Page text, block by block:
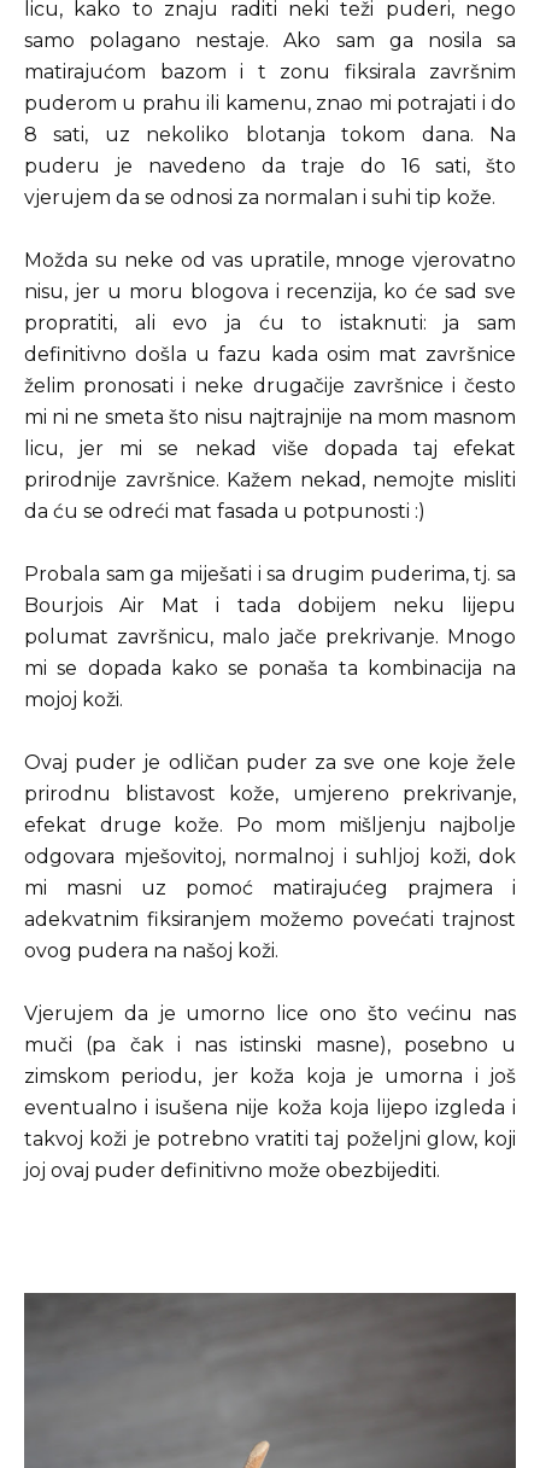
licu, kako to znaju raditi neki teži puderi, nego
samo polagano nestaje. Ako sam ga nosila sa
matirajućom bazom i t zonu fiksirala završnim
puderom u prahu ili kamenu, znao mi potrajati i do
8 sati, uz nekoliko blotanja tokom dana. Na
puderu je navedeno da traje do 16 sati, što
vjerujem da se odnosi za normalan i suhi tip kože.
Možda su neke od vas upratile, mnoge vjerovatno
nisu, jer u moru blogova i recenzija, ko će sad sve
propratiti, ali evo ja ću to istaknuti: ja sam
definitivno došla u fazu kada osim mat završnice
želim pronosati i neke drugačije završnice i često
mi ni ne smeta što nisu najtrajnije na mom masnom
licu, jer mi se nekad više dopada taj efekat
prirodnije završnice. Kažem nekad, nemojte misliti
da ću se odreći mat fasada u potpunosti :)
Probala sam ga miješati i sa drugim puderima, tj. sa
Bourjois Air Mat i tada dobijem neku lijepu
polumat završnicu, malo jače prekrivanje. Mnogo
mi se dopada kako se ponaša ta kombinacija na
mojoj koži.
Ovaj puder je odličan puder za sve one koje žele
prirodnu blistavost kože, umjereno prekrivanje,
efekat druge kože. Po mom mišljenju najbolje
odgovara mješovitoj, normalnoj i suhljoj koži, dok
mi masni uz pomoć matirajućeg prajmera i
adekvatnim fiksiranjem možemo povećati trajnost
ovog pudera na našoj koži.
Vjerujem da je umorno lice ono što većinu nas
muči (pa čak i nas istinski masne), posebno u
zimskom periodu, jer koža koja je umorna i još
eventualno i isušena nije koža koja lijepo izgleda i
takvoj koži je potrebno vratiti taj poželjni glow, koji
joj ovaj puder definitivno može obezbijediti.